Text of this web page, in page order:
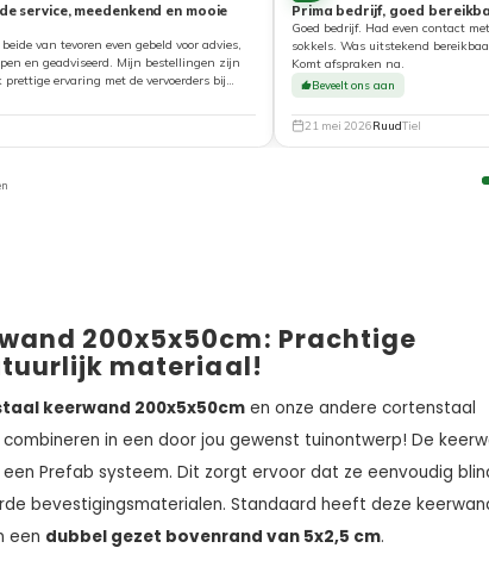
service, meedenkend en mooie
van tevoren even gebeld voor advies,
en geadviseerd. Mijn bestellingen zijn
ervaring met de vervoerders bij
Prima bedrijf, goed
Goed bedrijf. Had even contact
sokkels. Was uitstekend
Komt afspraken na.
Beveelt ons aan
21 mei 2026RuudTiel
200x5x50cm: Prachtige
materiaal!
keerwand 200x5x50cm en onze andere cortenstaal
in een door jou gewenst tuinontwerp! De
Prefab systeem. Dit zorgt ervoor dat ze eenvoudig
bevestigingsmaterialen. Standaard heeft deze
een dubbel gezet bovenrand van 5x2,5 cm.